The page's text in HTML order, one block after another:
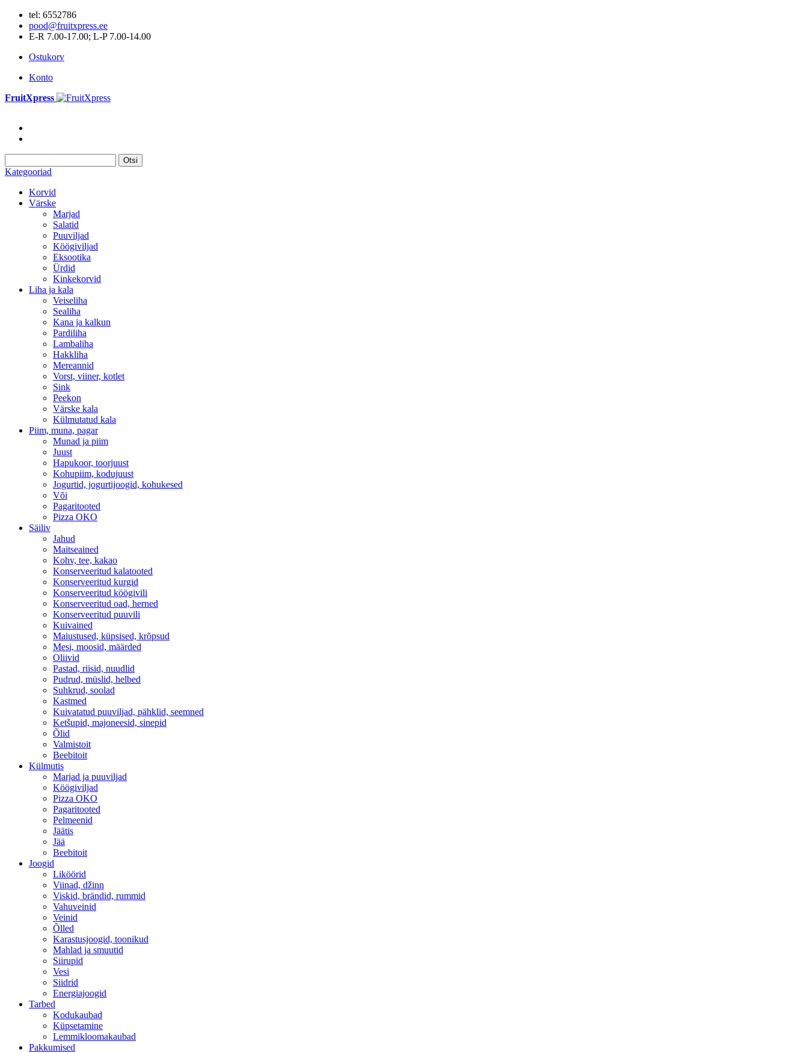
tel: 6552786
pood@fruitxpress.ee
E-R 7.00-17.00; L-P 7.00-14.00
Ostukorv
Konto
FruitXpress
Otsi
Kategooriad
Korvid
Värske
Marjad
Salatid
Puuviljad
Köögiviljad
Eksootika
Ürdid
Kinkekorvid
Liha ja kala
Veiseliha
Sealiha
Kana ja kalkun
Pardiliha
Lambaliha
Hakkliha
Mereannid
Vorst, viiner, kotlet
Sink
Peekon
Värske kala
Külmutatud kala
Piim, muna, pagar
Munad ja piim
Juust
Hapukoor, toorjuust
Kohupiim, kodujuust
Jogurtid, jogurtijoogid, kohukesed
Või
Pagaritooted
Pizza OKO
Säiliv
Jahud
Maitseained
Kohv, tee, kakao
Konserveeritud kalatooted
Konserveeritud kurgid
Konserveeritud köögivili
Konserveeritud oad, herned
Konserveeritud puuvili
Kuivained
Maiustused, küpsised, krõpsud
Mesi, moosid, määrded
Oliivid
Pastad, riisid, nuudlid
Pudrud, müslid, helbed
Suhkrud, soolad
Kastmed
Kuivatatud puuviljad, pähklid, seemned
Ketšupid, majoneesid, sinepid
Õlid
Valmistoit
Beebitoit
Külmutis
Marjad ja puuviljad
Köögiviljad
Pizza OKO
Pagaritooted
Pelmeenid
Jäätis
Jää
Beebitoit
Joogid
Liköörid
Viinad, džinn
Viskid, brändid, rummid
Vahuveinid
Veinid
Õlled
Karastusjoogid, toonikud
Mahlad ja smuutid
Siirupid
Vesi
Siidrid
Energiajoogid
Tarbed
Kodukaubad
Küpsetamine
Lemmikloomakaubad
Pakkumised